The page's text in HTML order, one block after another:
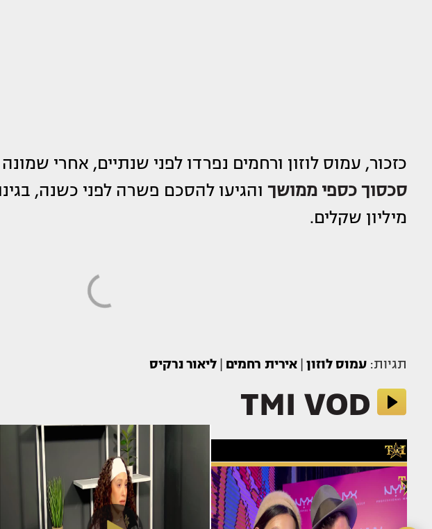
כזכור, עמוס לוזון ורחמים נפרדו לפני שנתיים, אחרי
סכסוך כספי ממושך
מיליון שקלים.
תגיות:עמוס לוזון אירית רחמים ליאור נרקיס
TMI VOD